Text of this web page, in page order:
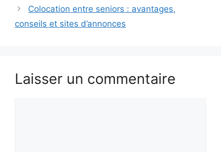
Colocation entre seniors : avantages,
conseils et sites d’annonces
Laisser un commentaire